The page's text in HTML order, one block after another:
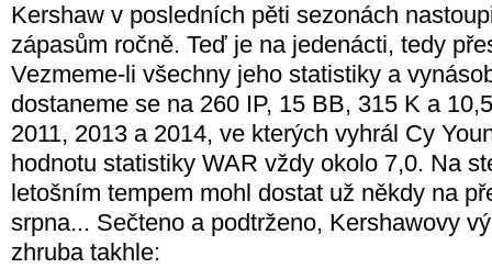
Kershaw v posledních pěti sezonách
zápasům ročně. Teď je na jedenácti, tedy
Vezmeme-li všechny jeho statistiky a
dostaneme se na 260 IP, 15 BB, 315 K a
2011, 2013 a 2014, ve kterých vyhrál Cy
hodnotu statistiky WAR vždy okolo 7,0. Na
letošním tempem mohl dostat už někdy na
srpna... Sečteno a podtrženo, Kershawovy
zhruba takhle: